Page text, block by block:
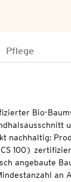
Pflege
Bio-
nachhaltig:
100)
angebaute
an